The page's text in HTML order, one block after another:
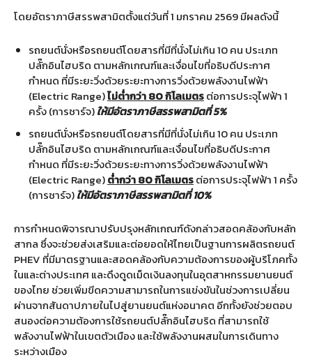
โดยอัตราภาษีสรรพสามิตตั้งแต่วันที่1 มกราคม 2569มีผลดังนี้
รถยนต์นั่งหรือรถยนต์โดยสารที่มีที่นั่งไม่เกิน10คน ประเภท
ปลั๊กอินไฮบริด ตามหลักเกณฑ์และเงื่อนไขที่อธิบดีประกาศ
กำหนด ที่มีระยะวิ่งด้วยระยะทางการวิ่งด้วยพลังงานไฟฟ้า
(Electric Range)ไม่ต่ำกว่า80กิโลเมตรต่อการประจุไฟฟ้า1
ครั้ง(การชาร์จ)ให้มีอัตราภาษีสรรพสามิตที่5%
รถยนต์นั่งหรือรถยนต์โดยสารที่มีที่นั่งไม่เกิน10คน ประเภท
ปลั๊กอินไฮบริด ตามหลักเกณฑ์และเงื่อนไขที่อธิบดีประกาศ
กำหนด ที่มีระยะวิ่งด้วยระยะทางการวิ่งด้วยพลังงานไฟฟ้า
(Electric Range)ต่ำกว่า80กิโลเมตรต่อการประจุไฟฟ้า1 ครั้ง
(การชาร์จ)ให้มีอัตราภาษีสรรพสามิตที่10%
การกำหนดพิจารณาปรับปรุงหลักเกณฑ์ดังกล่าวสอดคล้องกับหลัก
สากล ซึ่งจะช่วยส่งเสริมและต่อยอดให้ไทยเป็นฐานการผลิตรถยนต์
PHEV ที่มีมาตรฐานและสอดคล้องกับความต้องการของผู้บริโภคทั้ง
ในและต่างประเทศ และดึงดูดเม็ดเงินลงทุนในอุตสาหกรรมยานยนต์
ของไทย ช่วยเพิ่มขีดความสามารถในการแข่งขันในช่วงการเปลี่ยน
ผ่านจากสันดาปภายในไปสู่ยานยนต์แห่งอนาคต อีกทั้งยังช่วยตอบ
สนองต่อความต้องการใช้รถยนต์ปลั๊กอินไฮบริด ที่สามารถใช้
พลังงานไฟฟ้าในเขตตัวเมือง และใช้พลังงานผสมในการเดินทาง
ระหว่างเมือง